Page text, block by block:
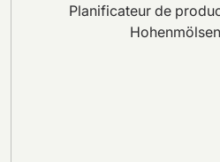
Planificateur de